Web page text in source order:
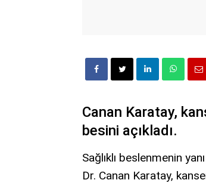
Canan Karatay,
besini açıkladı.
Sağlıklı beslenmenin
Dr. Canan Karatay,